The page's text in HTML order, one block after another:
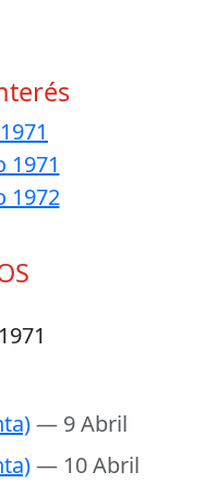
1971
1972
— 9 Abril
— 10 Abril